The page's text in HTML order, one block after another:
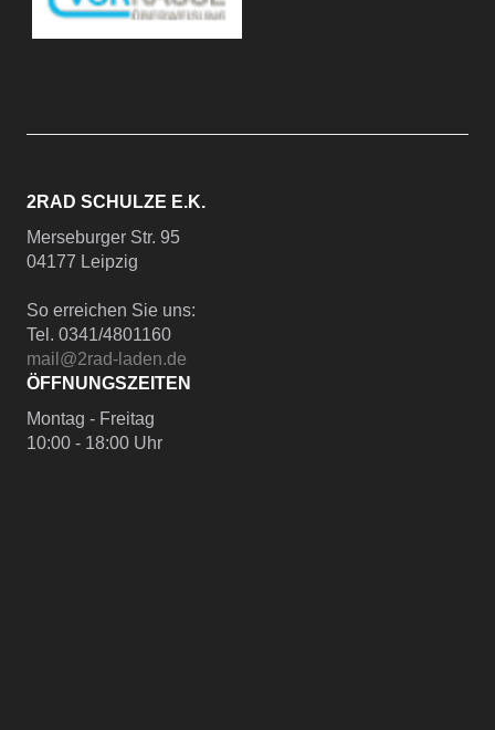
2RAD SCHULZE E.K.
Merseburger Str. 95
04177 Leipzig
So erreichen Sie uns:
Tel. 0341/4801160
mail@2rad-laden.de
ÖFFNUNGSZEITEN
Montag - Freitag
10:00 - 18:00 Uhr